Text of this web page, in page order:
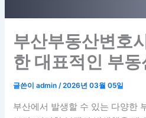
부산부동산변호
한 대표적인 부동
글쓴이admin/2026년 03월 05일
부산에서 발생할 수 있는 다양한